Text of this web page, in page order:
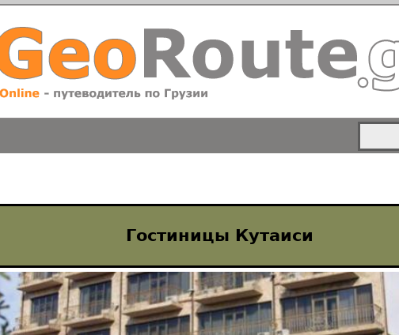
Гостиницы Кутаиси